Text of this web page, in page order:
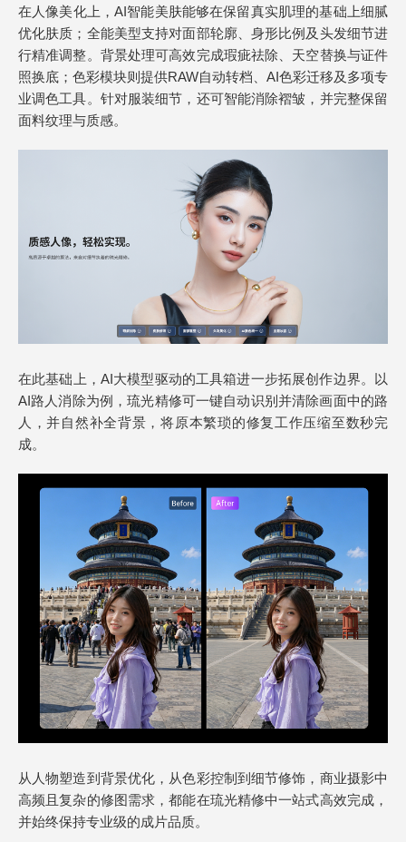
在人像美化上，AI智能美肤能够在保留真实肌理的基础上细腻
优化肤质；全能美型支持对面部轮廓、身形比例及头发细节进
行精准调整。背景处理可高效完成瑕疵祛除、天空替换与证件
照换底；色彩模块则提供RAW自动转档、AI色彩迁移及多项专
业调色工具。针对服装细节，还可智能消除褶皱，并完整保留
面料纹理与质感。
在此基础上，AI大模型驱动的工具箱进一步拓展创作边界。以
AI路人消除为例，琉光精修可一键自动识别并清除画面中的路
人，并自然补全背景，将原本繁琐的修复工作压缩至数秒完
成。
从人物塑造到背景优化，从色彩控制到细节修饰，商业摄影中
高频且复杂的修图需求，都能在琉光精修中一站式高效完成，
并始终保持专业级的成片品质。